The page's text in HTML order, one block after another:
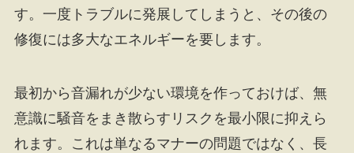
す。一度トラブルに発展してしまうと、その後の
修復には多大なエネルギーを要します。
最初から音漏れが少ない環境を作っておけば、無
意識に騒音をまき散らすリスクを最小限に抑えら
れます。これは単なるマナーの問題ではなく、長